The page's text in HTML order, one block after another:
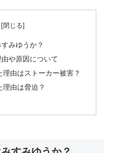
みゆうか？
や原因について
由はストーカー被害？
由は脅迫？